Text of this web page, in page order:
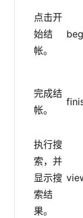
点击开
始结
帐。
完成结
帐。
执行搜
索，并
显示搜
索结
果。